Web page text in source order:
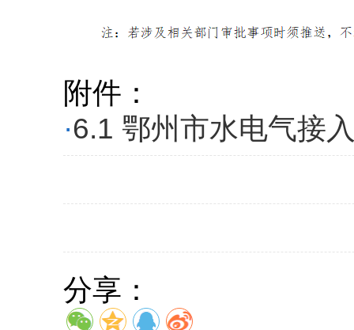
附件：
·6.1 鄂州市水电气接
分享：